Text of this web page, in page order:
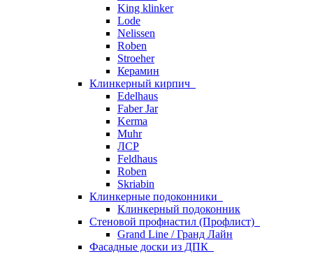
King klinker
Lode
Nelissen
Roben
Stroeher
Керамин
Клинкерный кирпич
Edelhaus
Faber Jar
Kerma
Muhr
ЛСР
Feldhaus
Roben
Skriabin
Клинкерные подоконники
Клинкерный подоконник
Стеновой профнастил (Профлист)
Grand Line / Гранд Лайн
Фасадные доски из ДПК